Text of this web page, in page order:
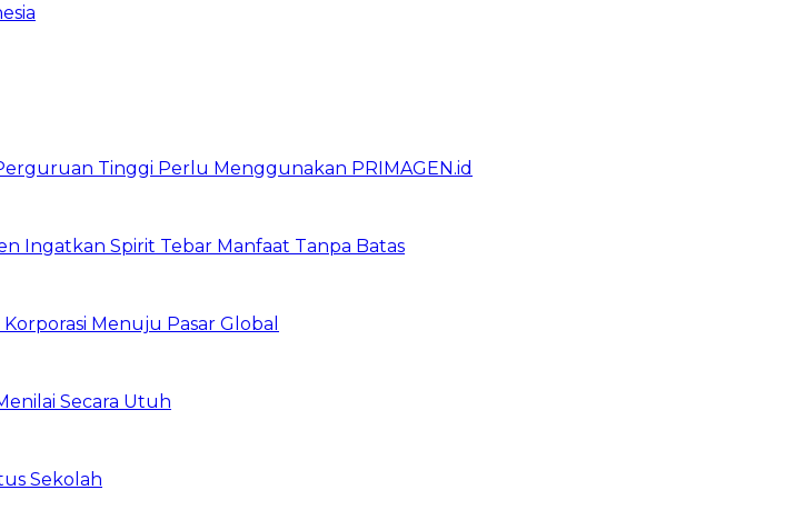
Tinggi Perlu Menggunakan PRIMAGEN.id
Ingatkan Spirit Tebar Manfaat Tanpa Batas
Menuju Pasar Global
Secara Utuh
Sekolah